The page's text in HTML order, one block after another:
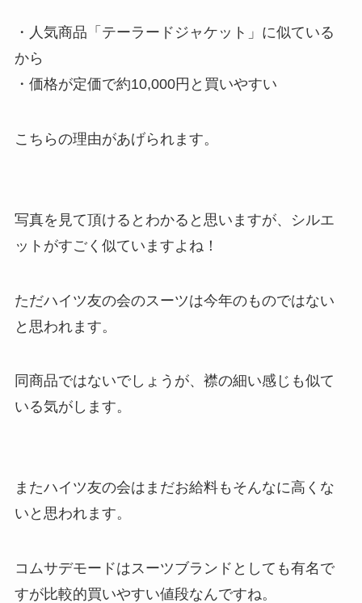
・人気商品「テーラードジャケット」に似ている
から
・価格が定価で約10,000円と買いやすい
こちらの理由があげられます。
写真を見て頂けるとわかると思いますが、
シルエ
ットがすごく似ていますよね！
ただハイツ友の会のスーツは今年のものではない
と思われます。
同商品ではないでしょうが、襟の細い感じも似て
いる気がします。
またハイツ友の会はまだお給料もそんなに高くな
いと思われます。
コムサデモードはスーツブランドとしても有名で
すが比較的買いやすい値段なんですね。